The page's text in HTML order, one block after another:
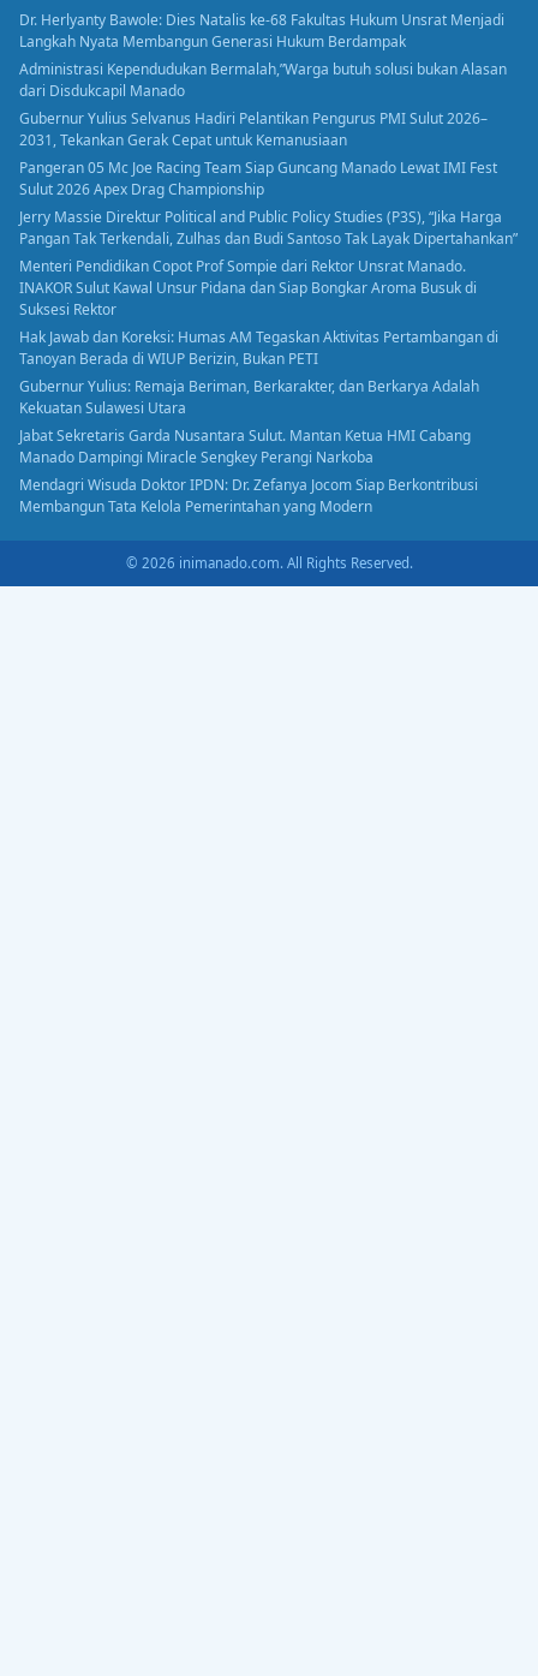
Dr. Herlyanty Bawole: Dies Natalis ke-68 Fakultas Hukum Unsrat Menjadi
Langkah Nyata Membangun Generasi Hukum Berdampak
Administrasi Kependudukan Bermalah,”Warga butuh solusi bukan Alasan
dari Disdukcapil Manado
Gubernur Yulius Selvanus Hadiri Pelantikan Pengurus PMI Sulut 2026–
2031, Tekankan Gerak Cepat untuk Kemanusiaan
Pangeran 05 Mc Joe Racing Team Siap Guncang Manado Lewat IMI Fest
Sulut 2026 Apex Drag Championship
Jerry Massie Direktur Political and Public Policy Studies (P3S), “Jika Harga
Pangan Tak Terkendali, Zulhas dan Budi Santoso Tak Layak Dipertahankan”
Menteri Pendidikan Copot Prof Sompie dari Rektor Unsrat Manado.
INAKOR Sulut Kawal Unsur Pidana dan Siap Bongkar Aroma Busuk di
Suksesi Rektor
Hak Jawab dan Koreksi: Humas AM Tegaskan Aktivitas Pertambangan di
Tanoyan Berada di WIUP Berizin, Bukan PETI
Gubernur Yulius: Remaja Beriman, Berkarakter, dan Berkarya Adalah
Kekuatan Sulawesi Utara
Jabat Sekretaris Garda Nusantara Sulut. Mantan Ketua HMI Cabang
Manado Dampingi Miracle Sengkey Perangi Narkoba
Mendagri Wisuda Doktor IPDN: Dr. Zefanya Jocom Siap Berkontribusi
Membangun Tata Kelola Pemerintahan yang Modern
© 2026 inimanado.com. All Rights Reserved.